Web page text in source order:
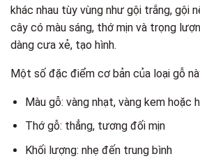
khác nhau tùy vùng như gội trắng, gội
cây có màu sáng, thớ mịn và trọng
dàng cưa xẻ, tạo hình.
Một số đặc điểm cơ bản của loại gỗ
Màu gỗ: vàng nhạt, vàng kem hoặc
Thớ gỗ: thẳng, tương đối mịn
Khối lượng: nhẹ đến trung bình